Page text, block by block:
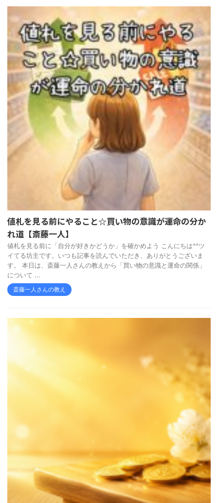
値札を見る前にやること☆買い物の意識が運命の分か
れ道【斎藤一人】
値札を見る前に「自分が好きかどうか」を確かめよう こんにちは^^ツ
イてる坊主です。いつも記事を読んでいただき、ありがとうございま
す。 本日は、斎藤一人さんの教えから「買い物の意識と運命の関係」
について ...
斎藤一人さんの教え